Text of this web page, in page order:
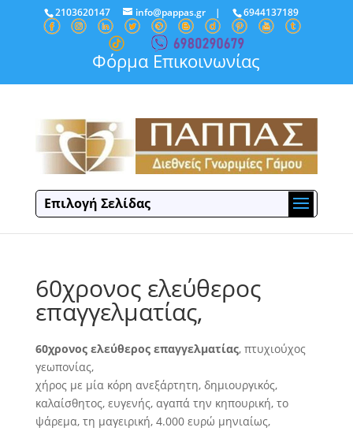
2103620147 info@pappas.gr| 6944137189
Φόρμα Επικοινωνίας
Επιλογή Σελίδας
60χρονος ελεύθερος
επαγγελματίας,
60χρονος ελεύθερος επαγγελματίας, πτυχιούχος
γεωπονίας,
χήρος με μία κόρη ανεξάρτητη, δημιουργικός,
καλαίσθητος, ευγενής, αγαπά την κηπουρική, το
ψάρεμα, τη μαγειρική, 4.000 ευρώ μηνιαίως,